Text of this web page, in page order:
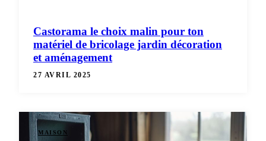
Castorama le choix malin pour ton
matériel de bricolage jardin décoration
et aménagement
27 AVRIL 2025
MAISON